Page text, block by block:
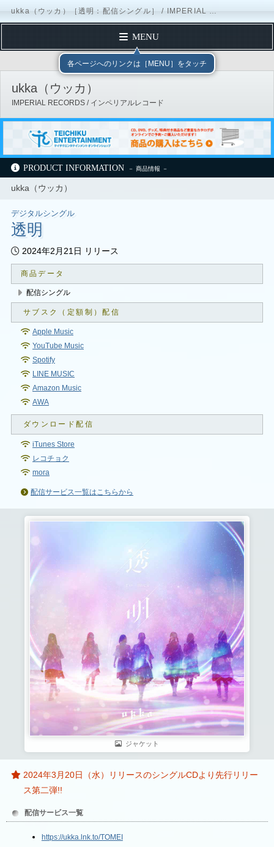
ukka（ウッカ）［透明：配信シングル］ / IMPERIAL RECORDS
MENU
TOP PAGE
DISCOGRAPHY
FORM MAIL
公式YouTubeチャンネル
テイチクオンラインショップ
テイチクエンタテインメント
各ページへのリンクは［MENU］をタッチ
テイチクエンタテインメント IMPERIAL RECORDS
ukka（ウッカ）
IMPERIAL RECORDS / インペリアルレコード
PRODUCT INFORMATION
ukka（ウッカ）
デジタルシングル
透明
2024年2月21日 リリース
商品データ
配信シングル
Apple Music
YouTube Music
Spotify
LINE MUSIC
Amazon Music
AWA
iTunes Store
レコチョク
mora
配信サービス一覧はこちらから
ジャケット
2024年3月20日（水）リリースのシングルCDより先行リリー
ス第二弾!!
配信サービス一覧
https://ukka.lnk.to/TOMEI